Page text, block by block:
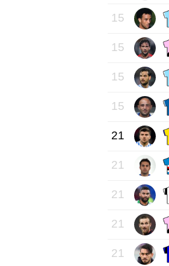
15
15
15
15
21
21
21
21
21